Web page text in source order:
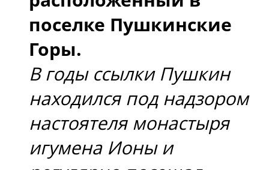
поселке Пушкинские
Горы.
В годы ссылки Пушкин
находился под надзором
настоятеля монастыря
игумена Ионы и